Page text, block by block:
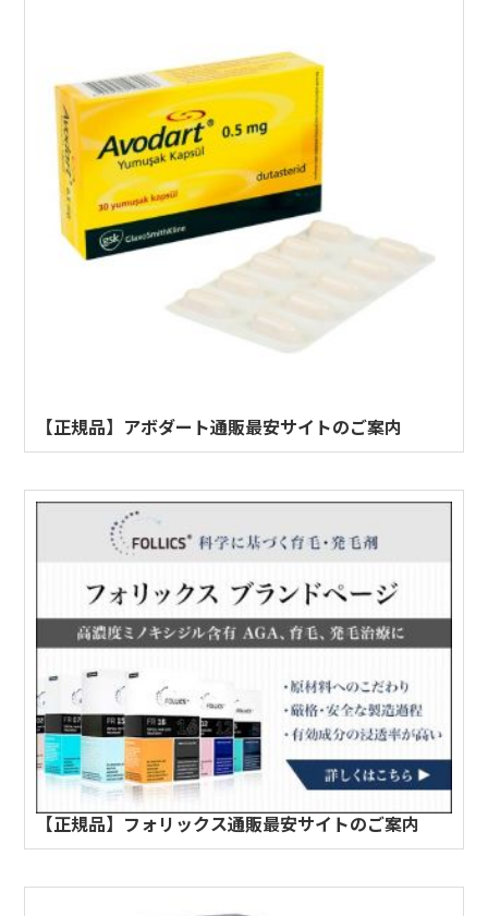
【正規品】アボダート通販最安サイトのご案内
【正規品】フォリックス通販最安サイトのご案内